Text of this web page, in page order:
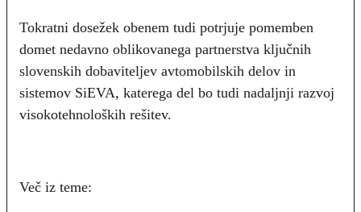
Tokratni dosežek obenem tudi potrjuje pomemben
domet nedavno oblikovanega partnerstva ključnih
slovenskih dobaviteljev avtomobilskih delov in
sistemov SiEVA, katerega del bo tudi nadaljnji razvoj
visokotehnoloških rešitev.
Več iz teme: